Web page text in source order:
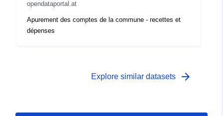
opendataportal.at
Apurement des comptes de la commune - recettes et
dépenses
Explore similar datasets arrow_forward